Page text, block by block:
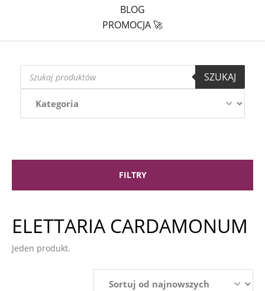
BLOG
PROMOCJA 🚀
Wyszukiwarka
produktów
SZUKAJ
FILTRY
ELETTARIA CARDAMONUM
Jeden produkt.